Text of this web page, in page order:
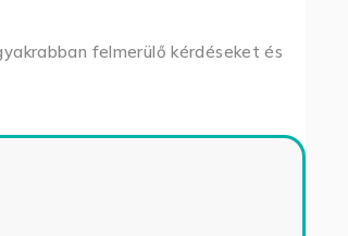
felmerülő kérdéseket és